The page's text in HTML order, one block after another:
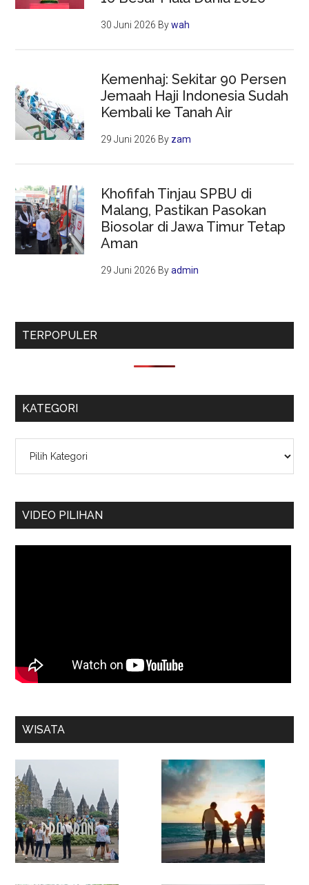
30 Juni 2026 Bywah
Kemenhaj: Sekitar 90 Persen
Jemaah Haji Indonesia Sudah
Kembali ke Tanah Air
29 Juni 2026 By zam
Khofifah Tinjau SPBU di
Malang, Pastikan Pasokan
Biosolar di Jawa Timur Tetap
Aman
29 Juni 2026 Byadmin
TERPOPULER
KATEGORI
VIDEO PILIHAN
WISATA